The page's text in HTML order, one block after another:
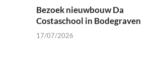
Bezoek nieuwbouw Da
Costaschool in Bodegraven
17/07/2026